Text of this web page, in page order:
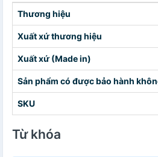
Thương hiệu
Xuất xứ thương hiệu
Xuất xứ (Made in)
Sản phẩm có được bảo hành
SKU
Từ khóa